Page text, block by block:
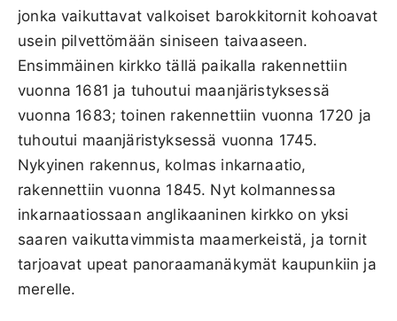
jonka vaikuttavat valkoiset barokkitornit kohoavat
usein pilvettömään siniseen taivaaseen.
Ensimmäinen kirkko tällä paikalla rakennettiin
vuonna 1681 ja tuhoutui maanjäristyksessä
vuonna 1683; toinen rakennettiin vuonna 1720 ja
tuhoutui maanjäristyksessä vuonna 1745.
Nykyinen rakennus, kolmas inkarnaatio,
rakennettiin vuonna 1845. Nyt kolmannessa
inkarnaatiossaan anglikaaninen kirkko on yksi
saaren vaikuttavimmista maamerkeistä, ja tornit
tarjoavat upeat panoraamanäkymät kaupunkiin ja
merelle.